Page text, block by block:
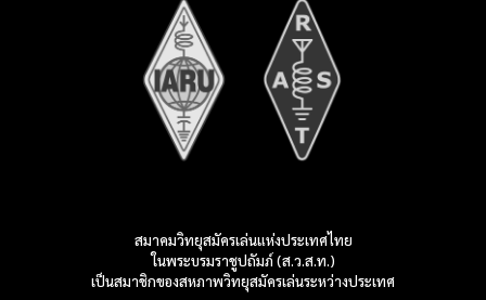
สมาคมวิทยุสมัครเล่นแห่งประเทศไทย
ในพระบรมราชูปถัมภ์ (ส.ว.ส.ท.)
เป็นสมาชิกของสหภาพวิทยุสมัครเล่นระหว่างประเทศ